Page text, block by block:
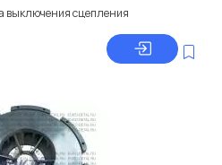
выключения сцепления